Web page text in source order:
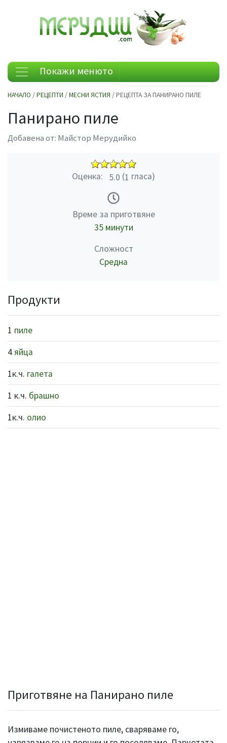
Покажи менюто
НАЧАЛО /РЕЦЕПТИ /МЕСНИ ЯСТИЯ / РЕЦЕПТА ЗА ПАНИРАНО ПИЛЕ
Панирано пиле
Добавена от: Майстор Мерудийко
Оценка: 5.0 (1 гласа)
Време за приготвяне
35 минути
Сложност
Средна
Продукти
1 пиле
4яйца
1к.ч. галета
1 к.ч. брашно
1к.ч. олио
Приготвяне на Панирано пиле
Измиваме почистеното пиле, сваряваме го,